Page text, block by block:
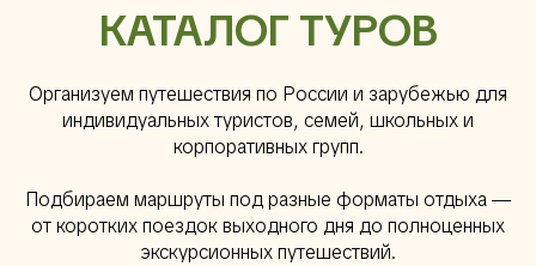
КАТАЛОГ ТУРОВ
Организуем путешествия по России и зарубежью для
индивидуальных туристов, семей, школьных и
корпоративных групп.
Подбираем маршруты под разные форматы отдыха —
от коротких поездок выходного дня до полноценных
экскурсионных путешествий.